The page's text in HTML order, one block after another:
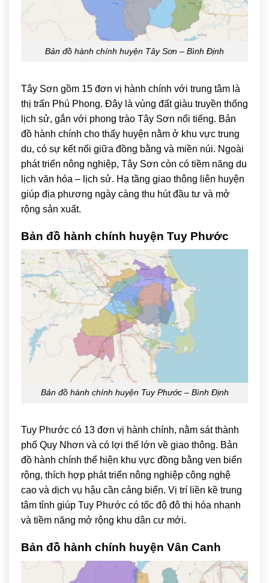
Bản đồ hành chính huyện Tây Sơn – Bình Định
Tây Sơn gồm 15 đơn vị hành chính với trung tâm là
thị trấn Phú Phong. Đây là vùng đất giàu truyền thống
lịch sử, gắn với phong trào Tây Sơn nổi tiếng. Bản
đồ hành chính cho thấy huyện nằm ở khu vực trung
du, có sự kết nối giữa đồng bằng và miền núi. Ngoài
phát triển nông nghiệp, Tây Sơn còn có tiềm năng du
lịch văn hóa – lịch sử. Hạ tầng giao thông liên huyện
giúp địa phương ngày càng thu hút đầu tư và mở
rộng sản xuất.
Bản đồ hành chính huyện Tuy Phước
Bản đồ hành chính huyện Tuy Phước – Bình Định
Tuy Phước có 13 đơn vị hành chính, nằm sát thành
phố Quy Nhơn và có lợi thế lớn về giao thông. Bản
đồ hành chính thể hiện khu vực đồng bằng ven biển
rộng, thích hợp phát triển nông nghiệp công nghệ
cao và dịch vụ hậu cần cảng biển. Vị trí liền kề trung
tâm tỉnh giúp Tuy Phước có tốc độ đô thị hóa nhanh
và tiềm năng mở rộng khu dân cư mới.
Bản đồ hành chính huyện Vân Canh